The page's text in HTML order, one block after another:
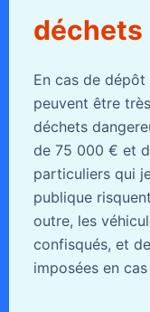
déchets
En cas de
peuvent être
déchets
de 75 000 € et
particuliers qui
publique
outre, les
confisqués, et
imposées en